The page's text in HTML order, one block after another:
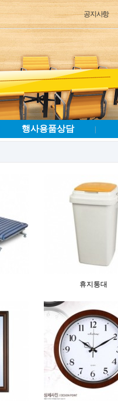
공지사항
행사용품상담
휴지통대